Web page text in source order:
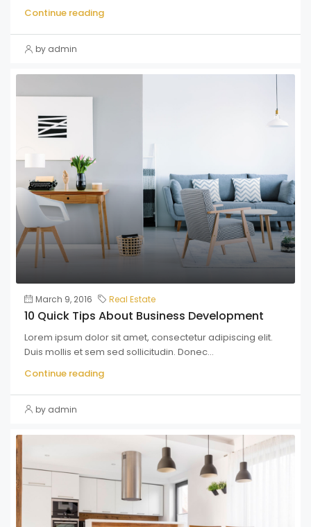
Continue reading
by admin
March 9, 2016 Real Estate
10 Quick Tips About Business Development
Lorem ipsum dolor sit amet, consectetur adipiscing elit.
Duis mollis et sem sed sollicitudin. Donec...
Continue reading
by admin